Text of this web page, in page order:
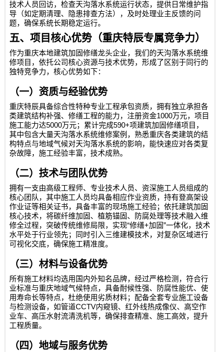
技术人员回访，检查天沟落水系统运行状态，提供日常维护指
导（如定期清理、隐患排查方法），及时处理业主反馈的问
题，确保系统长期稳定运行。
五、项目核心优势（重庆特辰专属竞争力）
作为重庆本地建筑加固修缮龙头企业，我们的天沟落水系统维
修项目，依托公司核心资源与技术优势，形成了区别于同行的
独特竞争力，核心优势如下：
（一）资质与经验优势
重庆特辰具备综合性特种专业工程承包资质，拥有独立承担各
类建筑结构补强、修缮工程的能力，注册资金1000万元，项目
施工能力达5000万元；累计完成590+项建筑加固修缮项目，
其中包含大量天沟落水系统维修案例，熟悉重庆各类建筑的结
构特点与地域气候对天沟落水系统的影响，能快速应对各类复
杂故障，施工经验丰富，技术成熟。
（二）技术与团队优势
拥有一支由高级工程师、专业技术人员、资深施工人员组成的
核心团队，其中施工人员均具备相应作业资质，持有登高架设
作业证等相关证书，具备丰富的现场施工经验；依托建筑加固
核心技术，将碳纤维加固、植筋锚固、防腐处理等技术融入维
修全过程，突破传统维修局限，实现“修缮+加固”一体化，技术
水平处于行业领先；同时引入三维建模技术，对复杂区域进行
可视化交底，确保施工精准度。
（三）材料与设备优势
所有施工材料均选用国内外知名品牌，经过严格检测，符合行
业标准与重庆地域气候特点，具备耐候性强、防腐性能优、使
用寿命长等特点，杜绝使用劣质材料；配备全套专业施工设备
与检测设备，如管道CCTV内窥镜、红外线热成像仪、高空作
业车、高压水射流清洗机等，确保排查精准、施工高效，提升
工程质量。
（四）地域与服务优势